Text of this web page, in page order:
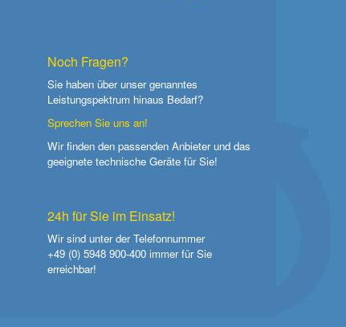
Noch Fragen?
Sie haben über unser genanntes
Leistungspektrum hinaus Bedarf?
Sprechen Sie uns an!
Wir finden den passenden Anbieter und das
geeignete technische Geräte für Sie!
24h für Sie im Einsatz!
Wir sind unter der Telefonnummer
+49 (0) 5948 900-400 immer für Sie
erreichbar!